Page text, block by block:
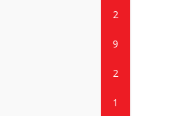
2
9
2
1